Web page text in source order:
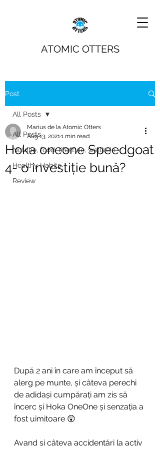
ATOMIC OTTERS
Post
All Posts
Nutritie, food, lifestyle, wellbein
Healthy Habits
Review
All Posts
Hoka oneone Speedgoat
4- o investiție bună?
Marius de la Atomic Otters
Aug 13, 20211 min read
După 2 ani în care am început să
alerg pe munte, și câteva perechi
de adidași cumpărați am zis să
încerc și Hoka OneOne și senzația a
fost uimitoare 😲
Avand si câteva accidentări la activ